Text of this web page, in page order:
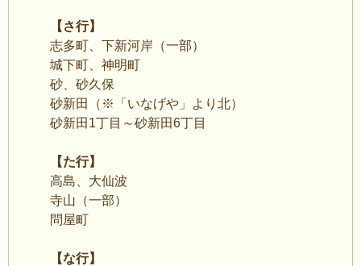
【さ行】
志多町、下新河岸（一部）
城下町、神明町
砂、砂久保
砂新田（※「いなげや」より北）
砂新田1丁目～砂新田6丁目
【た行】
高島、大仙波
寺山（一部）
問屋町
【な行】